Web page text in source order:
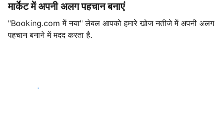
मार्केट में अपनी अलग पहचान बनाएं
"Booking.com में नया" लेबल आपको हमारे खोज नतीजे में अपनी अलग
पहचान बनाने में मदद करता है.
आज ही शुरू करें